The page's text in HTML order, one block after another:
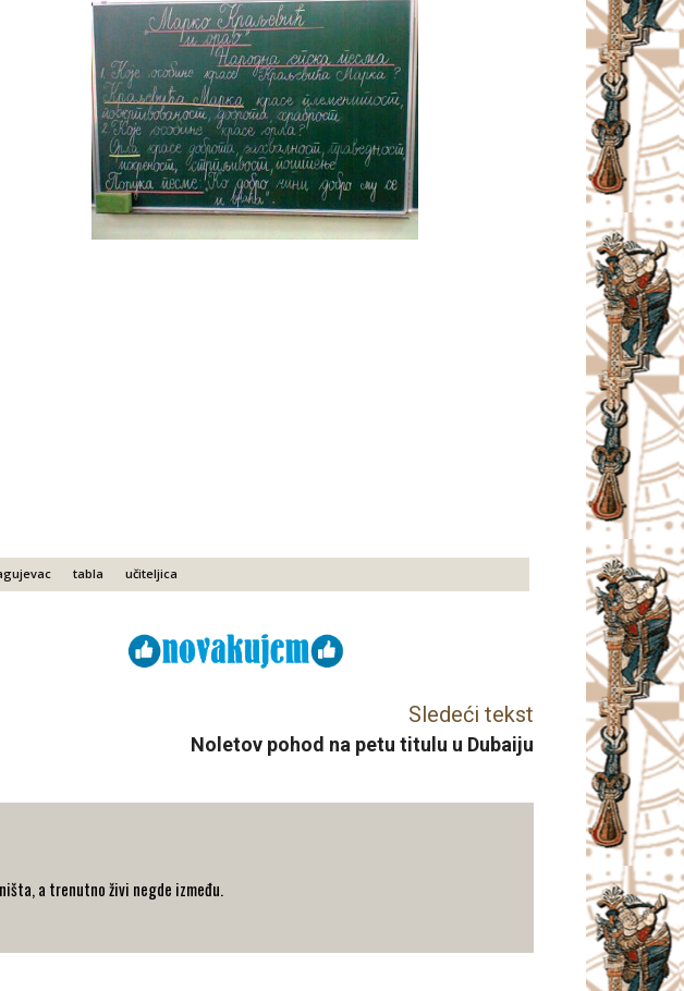
tabla učiteljica
Sledeći tekst
Noletov pohod na petu titulu u Dubaiju
a trenutno živi negde između.